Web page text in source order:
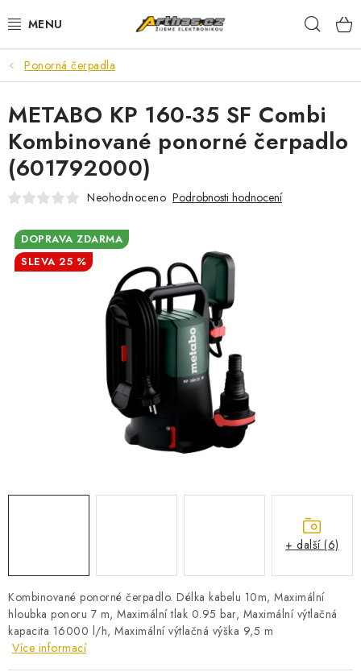
na
TELEFONY, TABLETY
POČÍTAČE, NOTEBOOKY
PRO HRÁČE
ELEKTRONIKA
PŘEDVÁDĚCÍ ELEKTRONIKA
FIRMY, ŠKOLY, PARTNEŘI
Ponorná čerpadla
Kombinované ponorné čerpadlo. Délka kabelu 10m, Maximální
hloubka ponoru 7 m, Maximální tlak 0.95 bar, Maximální výtlačná
kapacita 16000 l/h, Maximální výtlačná výška 9,5 m
Více informací
METABO KP 160-35 SF Combi
Kombinované ponorné čerpadlo
(601792000)
Neohodnoceno Podrobnosti hodnocení
25 %
DOPRAVA ZDARMA
+ další (6)